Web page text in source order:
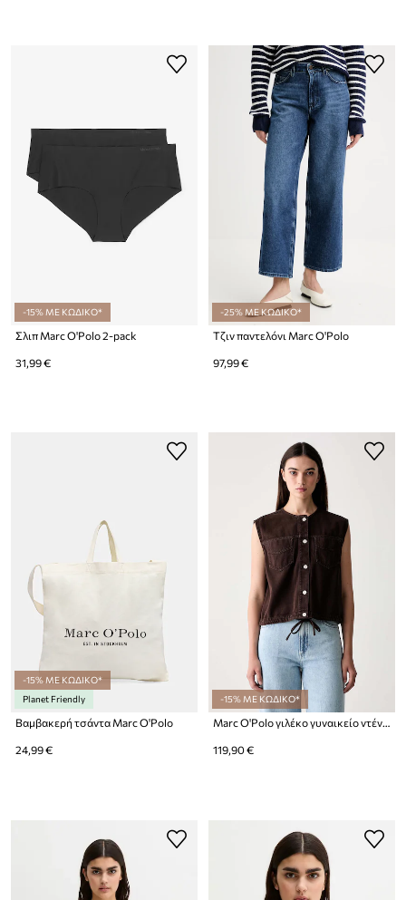
-15% ΜΕ ΚΩΔΙΚΟ*
Σλιπ Marc O'Polo 2-pack
31,99 €
-25% ΜΕ ΚΩΔΙΚΟ*
Τζιν παντελόνι Marc O'Polo
97,99 €
-15% ΜΕ ΚΩΔΙΚΟ*
Planet Friendly
Βαμβακερή τσάντα Marc O'Polo
24,99 €
-15% ΜΕ ΚΩΔΙΚΟ*
Marc O'Polo γιλέκο γυναικείο ντένιμ
119,90 €